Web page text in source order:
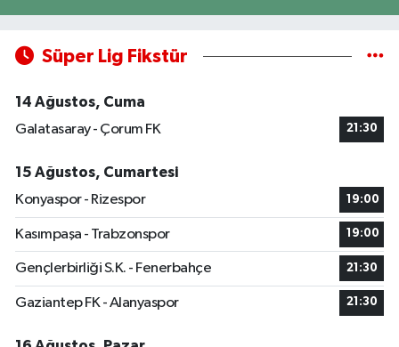
Süper Lig Fikstür
14 Ağustos, Cuma
Galatasaray - Çorum FK
21:30
15 Ağustos, Cumartesi
Konyaspor - Rizespor
19:00
Kasımpaşa - Trabzonspor 19:00
Gençlerbirliği S.K. - Fenerbahçe 21:30
Gaziantep FK - Alanyaspor 21:30